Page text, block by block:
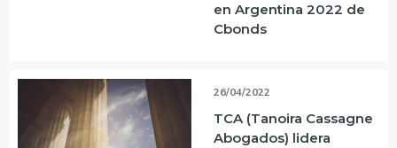
en Argentina 2022 de
Cbonds
26/04/2022
TCA (Tanoira Cassagne
Abogados) lidera